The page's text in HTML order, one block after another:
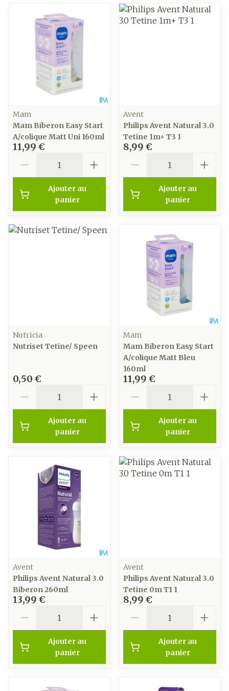
Mam
Mam Biberon Easy Start
A/colique Matt Uni 160ml
11,99 €
Ajouter au
panier
Avent
Philips Avent Natural 3.0
Tetine 1m+ T3 1
8,99 €
Ajouter au
panier
Nutricia
Nutriset Tetine/ Speen
0,50 €
Ajouter au
panier
Mam
Mam Biberon Easy Start
A/colique Matt Bleu
160ml
11,99 €
Ajouter au
panier
Avent
Philips Avent Natural 3.0
Biberon 260ml
13,99 €
Ajouter au
panier
Avent
Philips Avent Natural 3.0
Tetine 0m T1 1
8,99 €
Ajouter au
panier